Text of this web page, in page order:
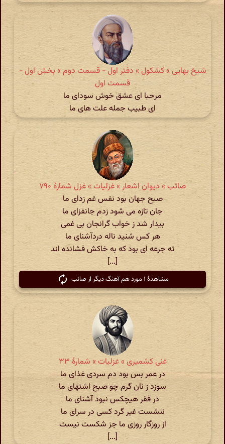
شیخ بهایی » کشکول » دفتر اول - قسمت دوم » بخش اول -
قسمت اول
مرحبا ای عشق خوش سودای ما
ای طبیب جمله علت های ما
صائب » دیوان اشعار » غزلیات » غزل شمارهٔ ۷۹۰
صبح جهان بود نفس غم زدای ما
جان تازه می شود زدم جانفزای ما
بیدار شد ز خواب گرانجان بی غمی
هر کس شنید ناله دردآشنای ما
ته جرعه ای بود که به خاکش فشانده اند
[...]
مشاهدهٔ ۱ مورد هم آهنگ دیگر از صائب
غنی کشمیری » غزلیات » شمارهٔ ۳۳
در عمر بس بود دم سردی غذای ما
سوزد ز نان گرم چو صبح اشتهای ما
در فقر هیچکس نبود آشنای ما
ننشست غیر گرد کسی در سرای ما
از روزگار روزی ما جز شکست نیست
[...]